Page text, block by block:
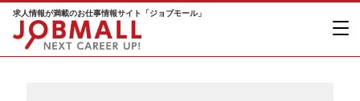
求人情報が満載のお仕事情報サイト「ジョブモール」